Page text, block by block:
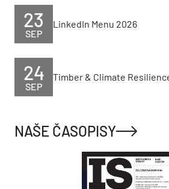
SEP
23 LinkedIn Menu 2026
SEP
24 Timber & Climate
NAŠE ČASOPISY